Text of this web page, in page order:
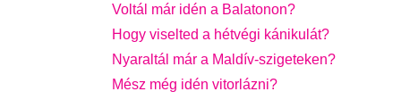
Voltál már idén a Balatonon?
Hogy viselted a hétvégi kánikulát?
Nyaraltál már a Maldív-szigeteken?
Mész még idén vitorlázni?